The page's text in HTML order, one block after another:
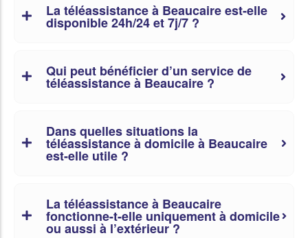
La téléassistance à Beaucaire est-elle
disponible 24h/24 et 7j/7 ?
Qui peut bénéficier d’un service de
téléassistance à Beaucaire ?
Dans quelles situations la
téléassistance à domicile à Beaucaire
est-elle utile ?
La téléassistance à Beaucaire
fonctionne-t-elle uniquement à domicile
ou aussi à l’extérieur ?